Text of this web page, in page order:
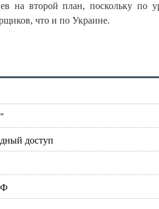
на второй план, поскольку по
что и по Украине.
доступ